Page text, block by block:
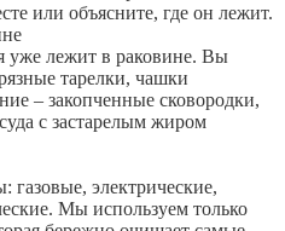
или объясните, где он лежит.
уже лежит в раковине. Вы
тарелки, чашки
– закопченные сковородки,
с застарелым жиром
электрические,
Мы используем только